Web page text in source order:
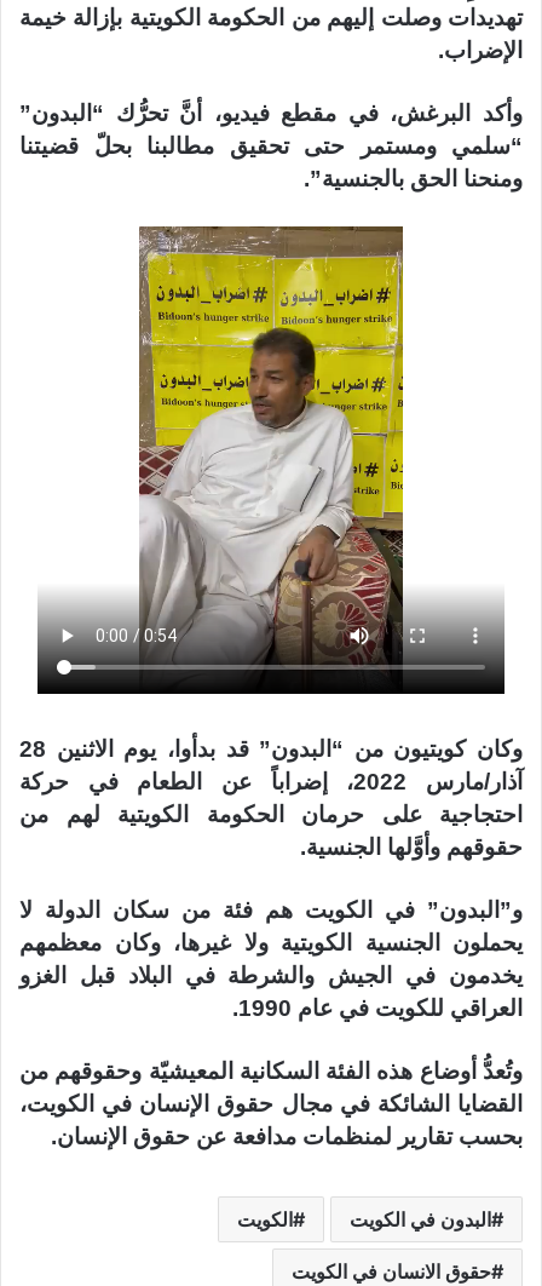
تهديدات وصلت إليهم من الحكومة الكويتية بإزالة خيمة
الإضراب.
وأكد البرغش، في مقطع فيديو، أنَّ تحرُّك “البدون”
“سلمي ومستمر حتى تحقيق مطالبنا بحلّ قضيتنا
ومنحنا الحق بالجنسية”.
وكان كويتيون من “البدون” قد بدأوا، يوم الاثنين 28
آذار/مارس 2022، إضراباً عن الطعام في حركة
احتجاجية على حرمان الحكومة الكويتية لهم من
حقوقهم وأوَّلها الجنسية.
و”البدون” في الكويت هم فئة من سكان الدولة لا
يحملون الجنسية الكويتية ولا غيرها، وكان معظمهم
يخدمون في ​الجيش​ والشرطة في البلاد قبل الغزو
العراقي للكويت في عام 1990.
وتُعدُّ أوضاع هذه الفئة السكانية المعيشيّة وحقوقهم من
القضايا الشائكة في مجال حقوق الإنسان في الكويت،
بحسب تقارير لمنظمات مدافعة عن حقوق الإنسان.
البدون في الكويت الكويت
حقوق الانسان في الكويت